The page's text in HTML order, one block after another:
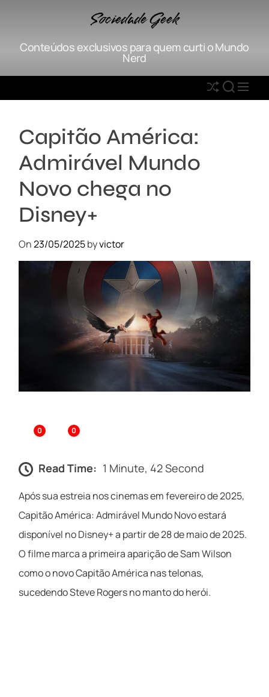
o
Sociedade Geek
Conteúdos exclusivos para quem curti o Mundo
Nerd
S
h
S
E
M
E
Capitão América:
Admirável Mundo
Novo chega no
Disney+
On23/05/2025byvictor
0 0
Read Time: 1 Minute, 42 Second
Após sua estreia nos cinemas em fevereiro de 2025,
Capitão América: Admirável Mundo Novo estará
disponível no Disney+ a partir de 28 de maio de 2025.
O filme marca a primeira aparição de Sam Wilson
como o novo Capitão América nas telonas,
sucedendo Steve Rogers no manto do herói.